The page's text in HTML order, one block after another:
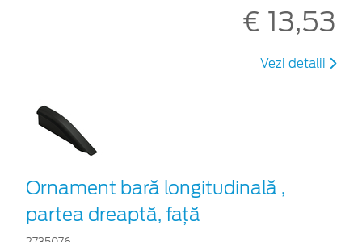
€ 13,53
Vezi detalii
Ornament bară longitudinală ,
partea dreaptă, față